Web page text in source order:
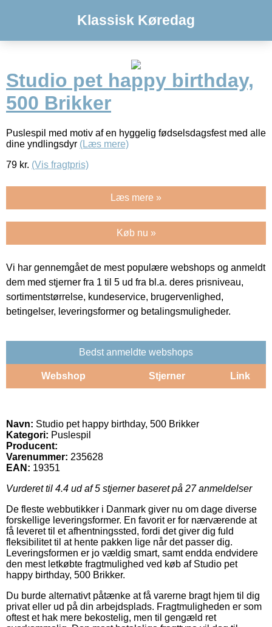
Klassisk Køredag
Studio pet happy birthday,
500 Brikker
Puslespil med motiv af en hyggelig fødselsdagsfest med alle
dine yndlingsdyr (Læs mere)
79 kr. (Vis fragtpris)
Læs mere »
Køb nu »
Vi har gennemgået de mest populære webshops og anmeldt
dem med stjerner fra 1 til 5 ud fra bl.a. deres prisniveau,
sortimentstørrelse, kundeservice, brugervenlighed,
betingelser, leveringsformer og betalingsmuligheder.
Bedst anmeldte webshops
Webshop Stjerner Link
Navn: Studio pet happy birthday, 500 Brikker
Kategori: Puslespil
Producent:
Varenummer: 235628
EAN: 19351
Vurderet til 4.4 ud af 5 stjerner baseret på 27anmeldelser
De fleste webbutikker i Danmark giver nu om dage diverse
forskellige leveringsformer. En favorit er for nærværende at
få leveret til et afhentningssted, fordi det giver dig fuld
fleksibilitet til at hente pakken lige når det passer dig.
Leveringsformen er jo vældig smart, samt endda endvidere
den mest letkøbte fragtmulighed ved køb af Studio pet
happy birthday, 500 Brikker.
Du burde alternativt påtænke at få varerne bragt hjem til dig
privat eller ud på din arbejdsplads. Fragtmuligheden er som
oftest et hak mere bekostelig, men til gengæld ret